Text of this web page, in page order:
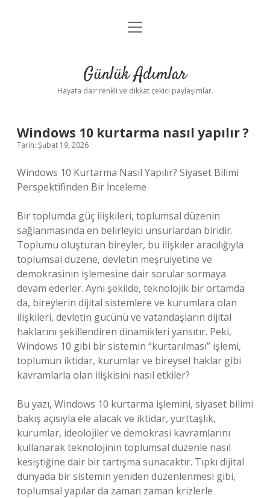
Anasayfa
Yasal Uyarı
menüyü
Günlük Adımlar
Hayata dair renkli ve dikkat çekici paylaşımlar.
Windows 10 kurtarma nasıl yapılır ?
Tarih: Şubat 19, 2026
Windows 10 Kurtarma Nasıl Yapılır? Siyaset Bilimi
Perspektifinden Bir İnceleme
Bir toplumda güç ilişkileri, toplumsal düzenin
sağlanmasında en belirleyici unsurlardan biridir.
Toplumu oluşturan bireyler, bu ilişkiler aracılığıyla
toplumsal düzene, devletin meşruiyetine ve
demokrasinin işlemesine dair sorular sormaya
devam ederler. Aynı şekilde, teknolojik bir ortamda
da, bireylerin dijital sistemlere ve kurumlara olan
ilişkileri, devletin gücünü ve vatandaşların dijital
haklarını şekillendiren dinamikleri yansıtır. Peki,
Windows 10 gibi bir sistemin “kurtarılması” işlemi,
toplumun iktidar, kurumlar ve bireysel haklar gibi
kavramlarla olan ilişkisini nasıl etkiler?
Bu yazı, Windows 10 kurtarma işlemini, siyaset bilimi
bakış açısıyla ele alacak ve iktidar, yurttaşlık,
kurumlar, ideolojiler ve demokrasi kavramlarını
kullanarak teknolojinin toplumsal düzenle nasıl
kesiştiğine dair bir tartışma sunacaktır. Tıpkı dijital
dünyada bir sistemin yeniden düzenlenmesi gibi,
toplumsal yapılar da zaman zaman krizlerle